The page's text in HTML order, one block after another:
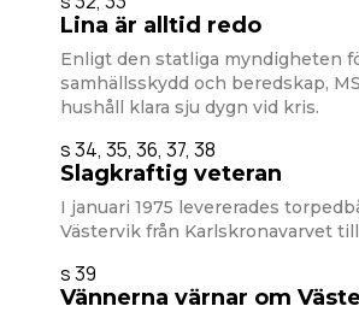
Lina är alltid redo
Enligt den statliga myndigheten
samhällsskydd och beredskap,
hushåll klara sju dygn vid kris.
s 34, 35, 36, 37, 38
Slagkraftig veteran
I januari 1975 levererades
Västervik från Karlskronavarvet
s 39
Vännerna värnar om